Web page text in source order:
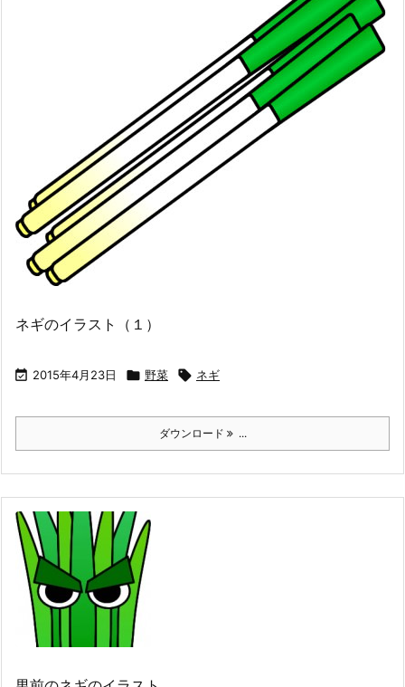
ネギのイラスト（１）
 2015年4月23日  野菜  ネギ
ダウンロード ...